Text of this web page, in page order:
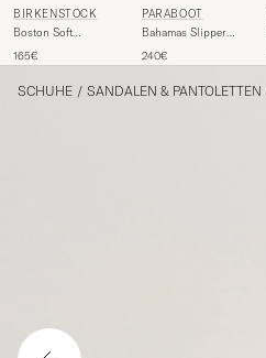
BIRKENSTOCK
Boston Soft
Suede
165€
PARABOOT
Bahamas Slipper
240€
SCHUHE / SANDALEN & PANTOLETTEN